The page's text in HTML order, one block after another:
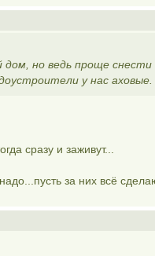
но ведь проще снести
у нас аховые.
сразу и заживут...
за них всё